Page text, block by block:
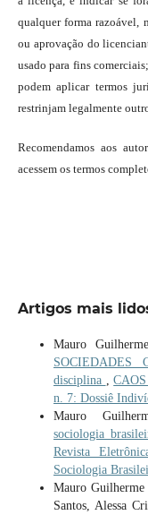
qualquer forma razoável,
ou aprovação do
usado para fins
podem aplicar termos
restrinjam legalmente
Recomendamos aos
acessem os termos
Artigos mais
Mauro
SOCIEDADES
disciplina
,
n. 7: Dossiê
Mauro
sociologia
Revista
Sociologia
Mauro
Santos, Alessa